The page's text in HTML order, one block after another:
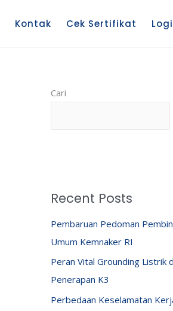
Kontak Cek Sertifikat
Cari
Recent Posts
Pembaruan Pedoman
Umum Kemnaker RI
Peran Vital Grounding Listrik
Penerapan K3
Perbedaan Keselamatan